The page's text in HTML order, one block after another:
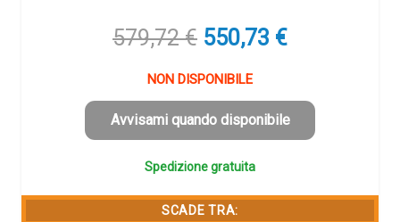
579,72€ Il
originale
era:
579,72 €.
550,73 €Il
è:
550,73 €.
NON DISPONIBILE
Avvisami quando disponibile
Spedizione gratuita
SCADE TRA: